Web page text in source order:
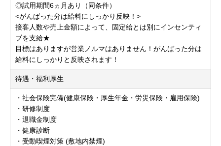
◎試用期間6ヵ月あり（同条件）
<がんばった分は給料にしっかり反映！>
接客人数や売上金額によって、固定給とは別にインセンティ
ブを支給★
目標はありますが営業ノルマはありません！がんばった分は
給料にしっかりと反映されます！
待遇・福利厚生
・社会保険完備(健康保険・厚生年金・労災保険・雇用保険)
・研修制度
・退職金制度
・健康診断
・受動喫煙対策 (敷地内禁煙)